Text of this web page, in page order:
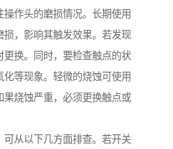
作头的磨损情况。长期使用
损，影响其触发效果。若发现
换。同时，要检查触点的状
等现象。轻微的烧蚀可使用
烧蚀严重，必须更换触点或
可从以下几方面排查。若开关